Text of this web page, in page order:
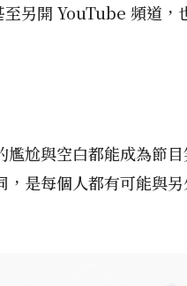
另開 YouTube 頻道，
尬與空白都能成為節目
是每個人都有可能與